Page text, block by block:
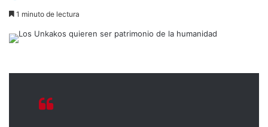
1 minuto de lectura